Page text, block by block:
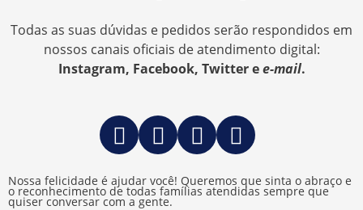
Todas as suas dúvidas e pedidos serão respondidos em
nossos canais oficiais de atendimento digital:
Instagram, Facebook, Twitter ee-mail.
Nossa felicidade é ajudar você! Queremos que sinta o abraço e
o reconhecimento de todas famílias atendidas sempre que
quiser conversar com a gente.